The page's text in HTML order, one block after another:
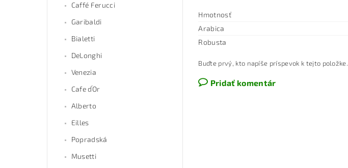
Caffé Ferucci
Garibaldi
Bialetti
DeLonghi
Venezia
Cafe d´Or
Alberto
Eilles
Popradská
Musetti
Hmotnosť
Arabica
Robusta
Buďte prvý, kto napíše príspevok k tejto položke.
Pridať komentár